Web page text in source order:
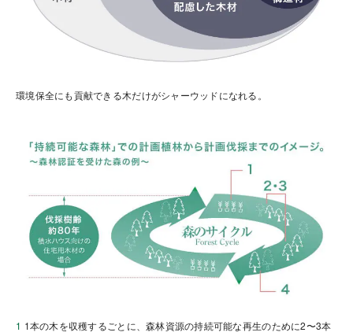
環境保全にも貢献できる木だけがシャーウッドになれる。
1 1本の木を収穫するごとに、森林資源の持続可能な再生のために2〜3本